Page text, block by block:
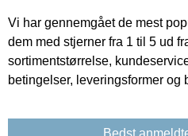
Vi har gennemgået de mest
dem med stjerner fra 1 til 5 ud
sortimentstørrelse,
betingelser, leveringsformer og
Bedst